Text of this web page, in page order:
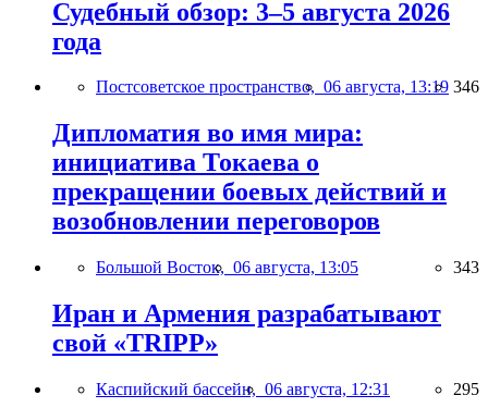
Судебный обзор: 3–5 августа 2026
года
Постсоветское пространство, 06 августа, 13:19 346
Дипломатия во имя мира:
инициатива Токаева о
прекращении боевых действий и
возобновлении переговоров
Большой Восток, 06 августа, 13:05 343
Иран и Армения разрабатывают
свой «TRIPP»
Каспийский бассейн, 06 августа, 12:31 295